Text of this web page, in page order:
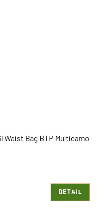
Waist Bag BTP Multicamo
DETAIL